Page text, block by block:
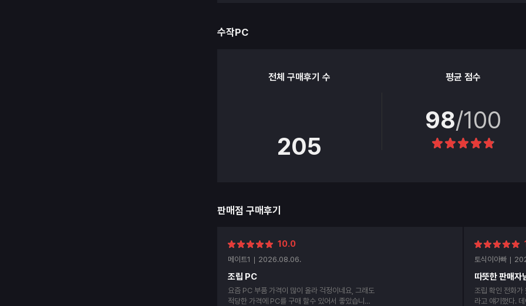
수작PC
전체 구매후기 수
205
평균 점수
98/100
판매점 구매후기
10.0
메이트1 2026.08.06.
조립 PC
요즘 PC 부품 가격이 많이 올라 걱정이네요, 그래도
적당한 가격에 PC를 구매 할수 있어서 좋았습니다.
토식이아빠
따뜻한 판매자
조립 확인 전화가 왔다. HDD는 추가 설
라고 얘기했다.